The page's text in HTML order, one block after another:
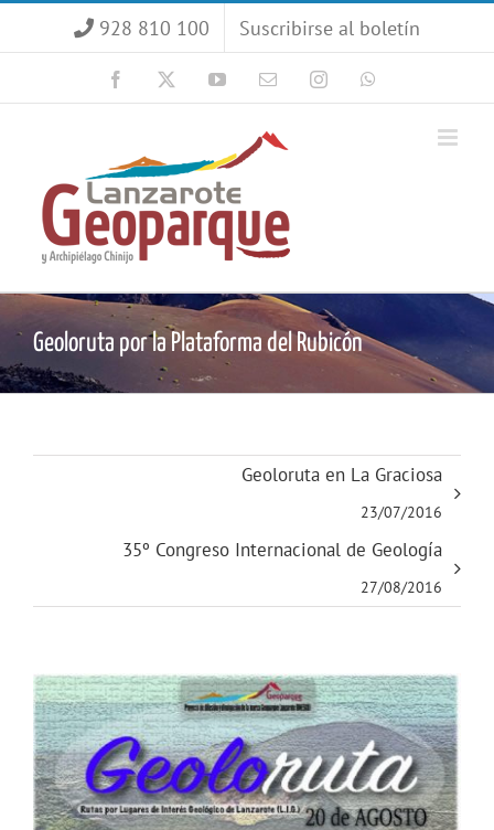
928 810 100 Suscribirse al boletín
Facebook YouTubeCorreoInstagram
Geoloruta por la Plataforma del Rubicón
Geoloruta en La Graciosa
23/07/2016
35º Congreso Internacional de Geología
27/08/2016
Ver
imagen
más
grande